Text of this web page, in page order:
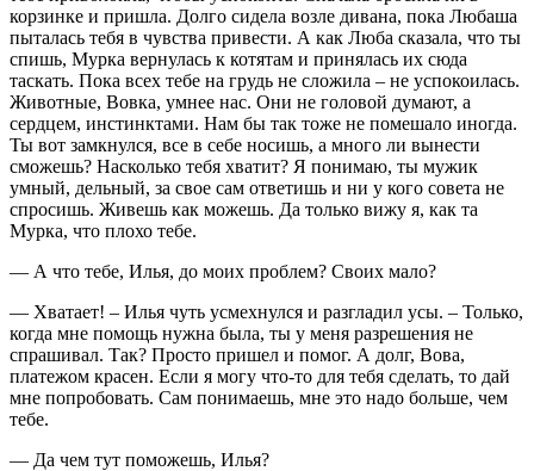
корзинке и пришла. Долго сидела возле дивана, пока Любаша
пыталась тебя в чувства привести. А как Люба сказала, что ты
спишь, Мурка вернулась к котятам и принялась их сюда
таскать. Пока всех тебе на грудь не сложила – не успокоилась.
Животные, Вовка, умнее нас. Они не головой думают, а
сердцем, инстинктами. Нам бы так тоже не помешало иногда.
Ты вот замкнулся, все в себе носишь, а много ли вынести
сможешь? Насколько тебя хватит? Я понимаю, ты мужик
умный, дельный, за свое сам ответишь и ни у кого совета не
спросишь. Живешь как можешь. Да только вижу я, как та
Мурка, что плохо тебе.
— А что тебе, Илья, до моих проблем? Своих мало?
— Хватает! – Илья чуть усмехнулся и разгладил усы. – Только,
когда мне помощь нужна была, ты у меня разрешения не
спрашивал. Так? Просто пришел и помог. А долг, Вова,
платежом красен. Если я могу что-то для тебя сделать, то дай
мне попробовать. Сам понимаешь, мне это надо больше, чем
тебе.
— Да чем тут поможешь, Илья?